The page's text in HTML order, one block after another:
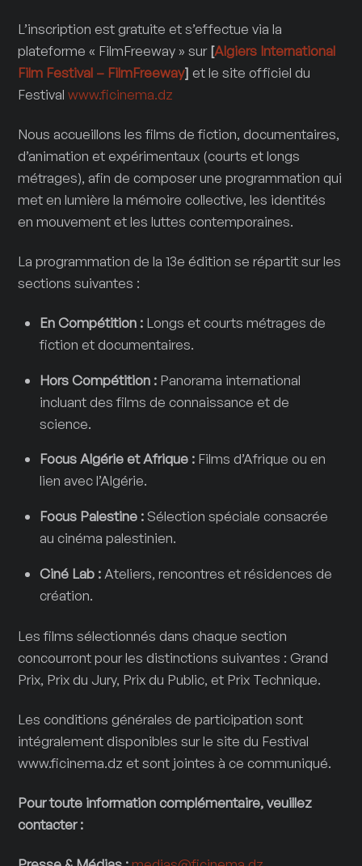
L’inscription est gratuite et s’effectue via la
plateforme « FilmFreeway » sur[Algiers International
Film Festival – FilmFreeway] et le site officiel du
Festivalwww.ficinema.dz
Nous accueillons les films de fiction, documentaires,
d’animation et expérimentaux (courts et longs
métrages), afin de composer une programmation qui
met en lumière la mémoire collective, les identités
en mouvement et les luttes contemporaines.
La programmation de la 13e édition se répartit sur les
sections suivantes :
En Compétition : Longs et courts métrages de
fiction et documentaires.
Hors Compétition : Panorama international
incluant des films de connaissance et de
science.
Focus Algérie et Afrique : Films d’Afrique ou en
lien avec l’Algérie.
Focus Palestine : Sélection spéciale consacrée
au cinéma palestinien.
Ciné Lab : Ateliers, rencontres et résidences de
création.
Les films sélectionnés dans chaque section
concourront pour les distinctions suivantes : Grand
Prix, Prix du Jury, Prix du Public, et Prix Technique.
Les conditions générales de participation sont
intégralement disponibles sur le site du Festival
www.ficinema.dz et sont jointes à ce communiqué.
Pour toute information complémentaire, veuillez
contacter :